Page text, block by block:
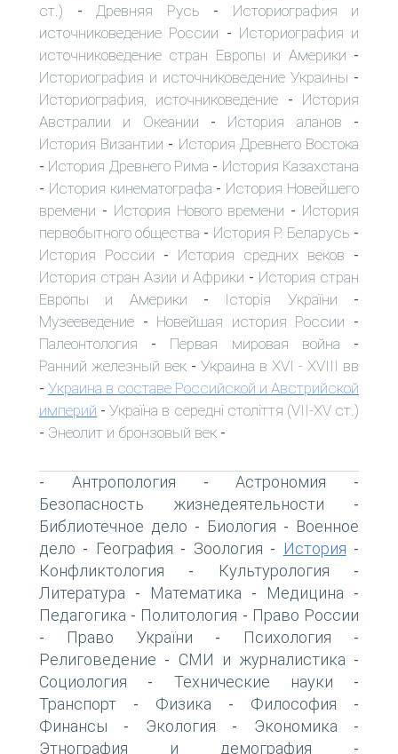
ст.) - Древняя Русь - Историография и
источниковедение России - Историография и
источниковедение стран Европы и Америки -
Историография и источниковедение Украины -
Историография, источниковедение - История
Австралии и Океании - История аланов -
История Византии - История Древнего Востока
- История Древнего Рима - История Казахстана
- История кинематографа - История Новейшего
времени - История Нового времени - История
первобытного общества - История Р. Беларусь -
История России - История средних веков -
История стран Азии и Африки - История стран
Европы и Америки - Історія України -
Музееведение - Новейшая история России -
Палеонтология - Первая мировая война -
Ранний железный век - Украина в XVI - XVIII вв
- Украина в составе Российской и Австрийской
империй -Україна в середні століття (VII-XV ст.)
- Энеолит и бронзовый век -
- Антропология -Астрономия -
Безопасность жизнедеятельности -
Библиотечное дело - Биология - Военное
дело - География - Зоология - История -
Конфликтология - Культурология -
Литература - Математика - Медицина -
Педагогика - Политология - Право России
- Право України - Психология -
Религоведение - СМИ и журналистика -
Социология - Технические науки -
Транспорт - Физика - Философия -
Финансы - Экология - Экономика -
Этнография и демография -